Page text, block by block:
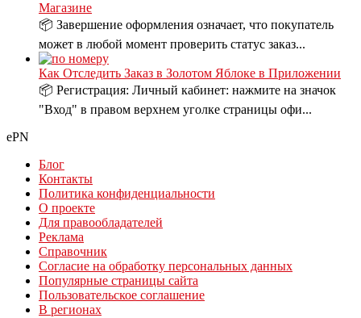
Магазине
📦 Завершение оформления означает, что покупатель
может в любой момент проверить статус заказ...
Как Отследить Заказ в Золотом Яблоке в Приложении
📦 Регистрация: Личный кабинет: нажмите на значок
"Вход" в правом верхнем уголке страницы офи...
ePN
Блог
Контакты
Политика конфиденциальности
О проекте
Для правообладателей
Реклама
Справочник
Согласие на обработку персональных данных
Популярные страницы сайта
Пользовательское соглашение
В регионах